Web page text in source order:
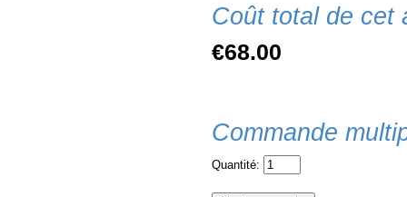
Coût total de cet
€68.00
Commande
Quantité: